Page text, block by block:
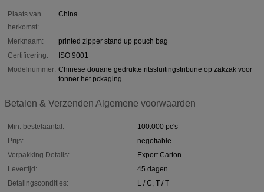
Plaats van
herkomst:
China
Merknaam:
printed zipper stand up pouch bag
Certificering:
ISO 9001
Modelnummer: Chinese douane gedrukte ritssluitingstribune op zakzak voor
tonner het pckaging
Betalen & Verzenden Algemene voorwaarden
Min. bestelaantal:
100.000 pc's
Prijs:
negotiable
Verpakking Details:
Export Carton
Levertijd:
45 dagen
Betalingscondities:
L / C, T / T